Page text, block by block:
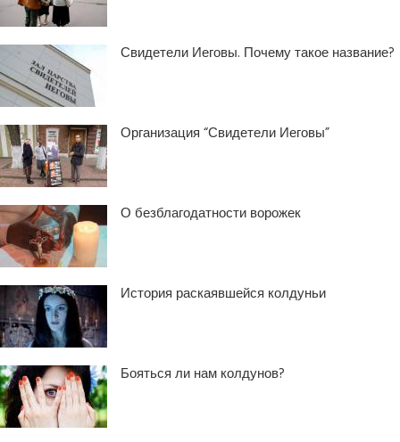
Свидетели Иеговы. Почему такое название?
Организация “Свидетели Иеговы”
О безблагодатности ворожек
История раскаявшейся колдуньи
Бояться ли нам колдунов?